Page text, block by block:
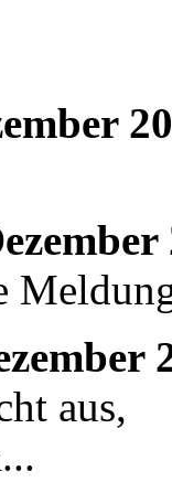
aus,